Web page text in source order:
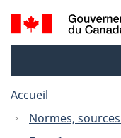
Recherche
et
Accueil
Normes,